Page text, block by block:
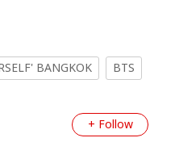
BANGKOK BTS
+ Follow